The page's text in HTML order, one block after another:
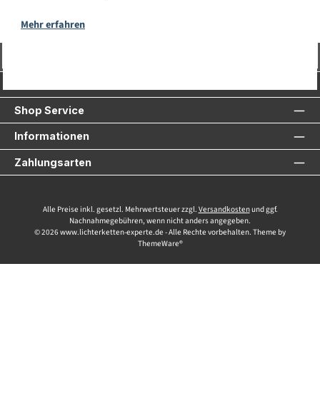
Mehr erfahren
Shop Service
Informationen
Zahlungsarten
Alle Preise inkl. gesetzl. Mehrwertsteuer zzgl. Versandkostenund ggf.
Nachnahmegebühren, wenn nicht anders angegeben.
© 2026 www.lichterketten-experte.de - Alle Rechte vorbehalten. Theme by
ThemeWare®